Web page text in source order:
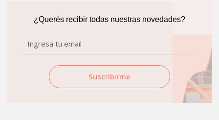
k a
m
¿Querés recibir todas nuestras novedades?
Suscribirme